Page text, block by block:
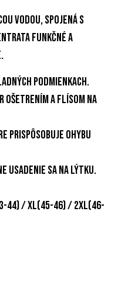
vodou, spojená s
funkčné a
podmienkach.
ošetrením a flísom na
prispôsobuje ohybu
usadenie sa na lýtku.
/ XL(45-46) / 2XL(46-